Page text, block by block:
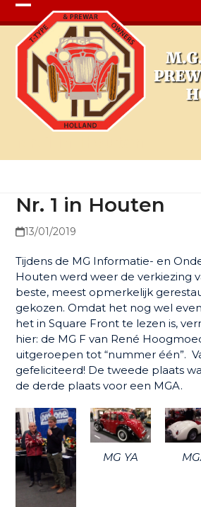
Open
mobile
menu
Close
mobile
menu
Nr. 1 in Houten
13/01/2019
Tijdens de MG Informatie- en
Houten werd weer de verkiezing
beste, meest opmerkelijk
gekozen. Omdat het nog wel
het in Square Front te lezen is,
hier: de MG F van René
uitgeroepen tot “nummer één”.
gefeliciteerd! De tweede plaats
de derde plaats voor een MGA.
MG YA